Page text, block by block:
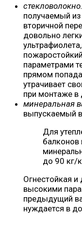
стекловолокно.
получаемый из
вторичной
довольно
параметрами
прямом
утрачивает
при монтаже в
минеральная
выпускаемый
Для
балконов
до 90 кг/
Огнестойкая и
высокими
предыдущий
нуждается в